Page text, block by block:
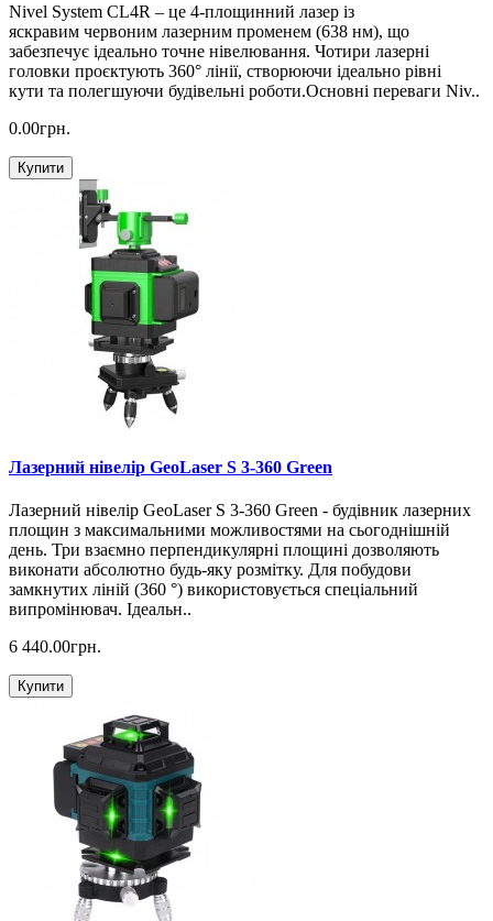
Nivel System CL4R – це 4-площинний лазер із
яскравим червоним лазерним променем (638 нм), що
забезпечує ідеально точне нівелювання. Чотири лазерні
головки проєктують 360° лінії, створюючи ідеально рівні
кути та полегшуючи будівельні роботи.Основні переваги Niv..
0.00грн.
Купити
Лазерний нівелір GeoLaser S 3-360 Green
Лазерний нівелір GeoLaser S 3-360 Green - будівник лазерних
площин з максимальними можливостями на сьогоднішній
день. Три взаємно перпендикулярні площині дозволяють
виконати абсолютно будь-яку розмітку. Для побудови
замкнутих ліній (360 °) використовується спеціальний
випромінювач. Ідеальн..
6 440.00грн.
Купити